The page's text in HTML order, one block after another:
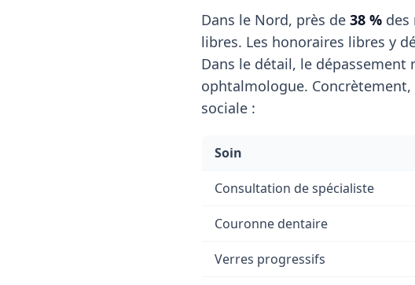
Dans le Nord, près de 38 % des
libres. Les honoraires libres y
Dans le détail, le dépassement
ophtalmologue.
sociale :
Soin
Consultation de spécialiste
Couronne dentaire
Verres progressifs